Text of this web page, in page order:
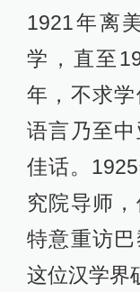
1921年离
学，直至
年，不求
语言乃至
佳话。
究院导师
特意重访
这位汉学界